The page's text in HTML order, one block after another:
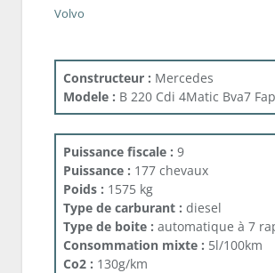
Volvo
Constructeur : Mercedes
Modele : B 220 Cdi 4Matic Bva7 Fap
Puissance fiscale : 9
Puissance : 177 chevaux
Poids : 1575 kg
Type de carburant : diesel
Type de boite : automatique à 7
Consommation mixte : 5l/100km
Co2 : 130g/km